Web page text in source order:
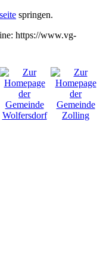
springen.
https://www.vg-